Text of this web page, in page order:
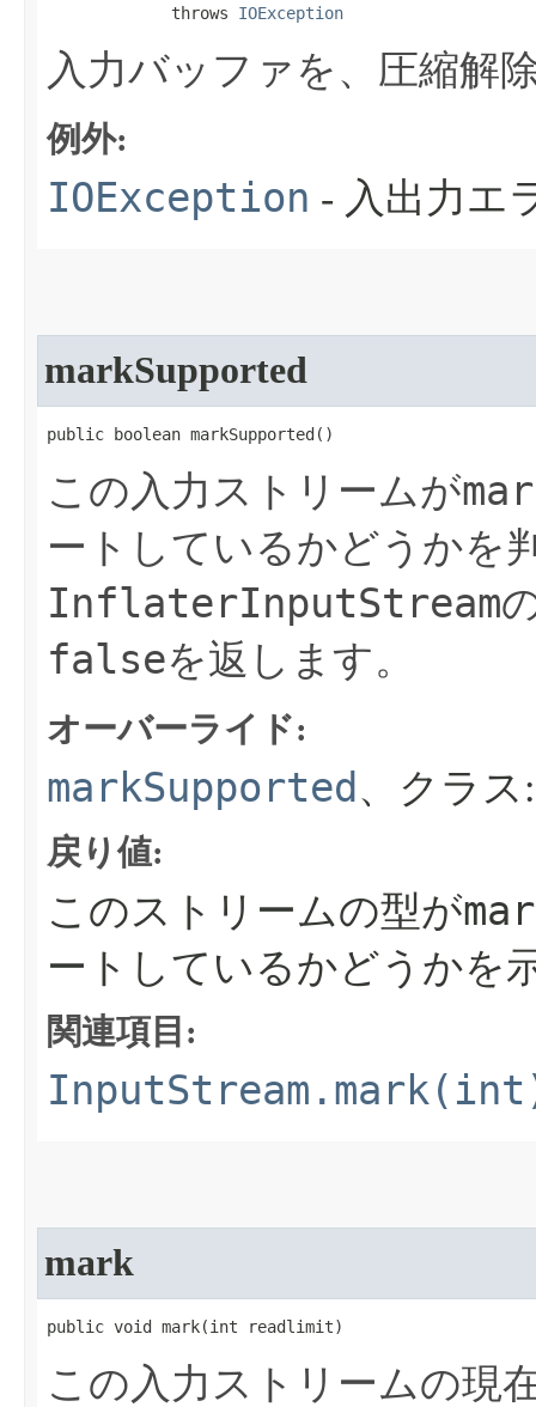
             throws
IOException
入力バッファを、圧縮解
例外:
IOException - 入出力エ
markSupported
public boolean markSupported​()
この入力ストリームが
ートしているかどうかを
InflaterInputStream
falseを返します。
オーバーライド:
markSupported 、クラ
戻り値:
このストリームの型が
ートしているかどうかを
関連項目:
mark
public void mark​(int readlimit)
この入力ストリームの現